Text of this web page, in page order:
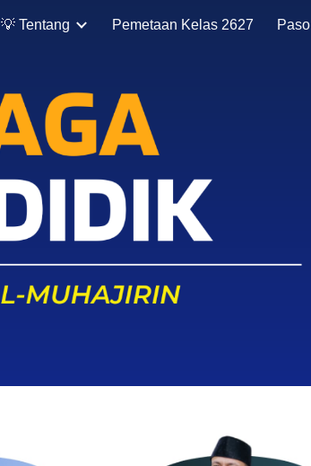
Skip to navigation
💡 Tentang Pemetaan Kelas 2627 Paso